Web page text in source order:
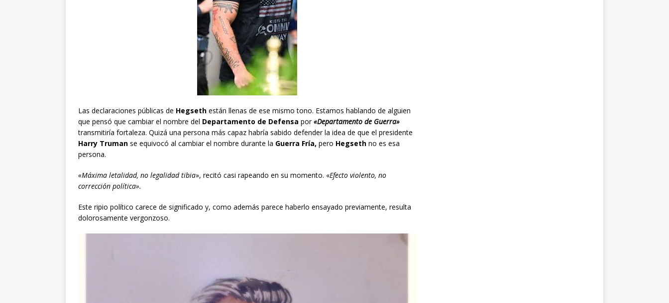
Las declaraciones públicas de Hegseth están llenas de ese mismo tono. Estamos hablando de alguien
que pensó que cambiar el nombre del Departamento de Defensa por«Departamento de Guerra»
transmitiría fortaleza. Quizá una persona más capaz habría sabido defender la idea de que el presidente
Harry Truman se equivocó al cambiar el nombre durante la Guerra Fría, pero Hegseth no es esa
persona.
«Máxima letalidad, no legalidad tibia», recitó casi rapeando en su momento. «Efecto violento, no
corrección política».
Este ripio político carece de significado y, como además parece haberlo ensayado previamente, resulta
dolorosamente vergonzoso.